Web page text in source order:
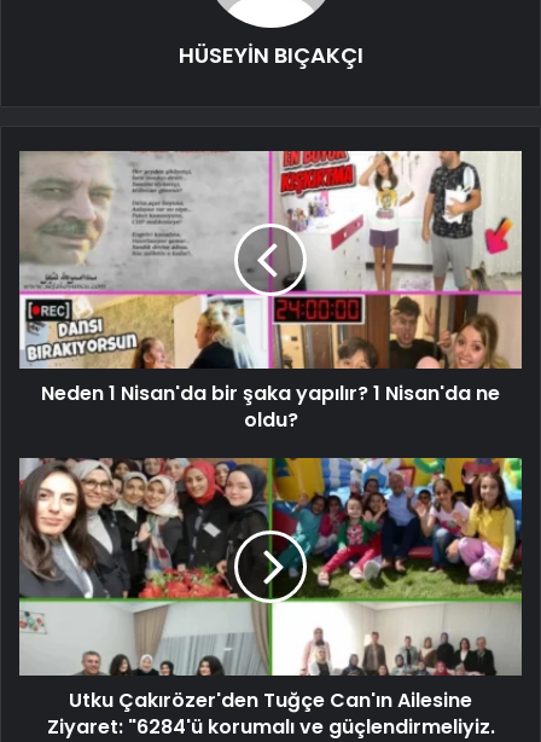
HÜSEYİN BIÇAKÇI
Neden 1 Nisan'da bir şaka yapılır? 1 Nisan'da ne
oldu?
Utku Çakırözer'den Tuğçe Can'ın Ailesine
Ziyaret: "6284'ü korumalı ve güçlendirmeliyiz.